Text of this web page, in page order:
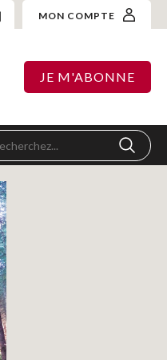
MON COMPTE
JE M'ABONNE